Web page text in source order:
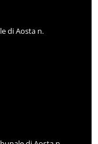
di Aosta n.